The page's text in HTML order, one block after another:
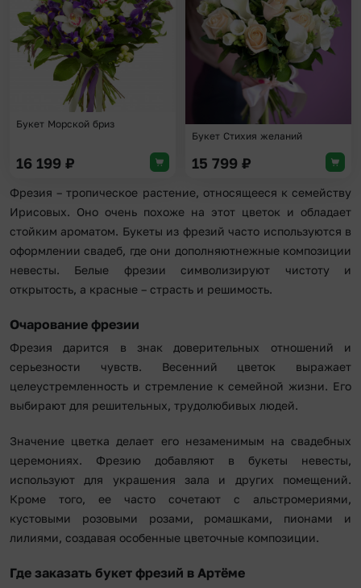
Букет Морской бриз
16 199 ₽
Букет Стихия желаний
15 799 ₽
Фрезия – тропическое растение, относящееся к семейству
Ирисовых. Оно очень похоже на этот цветок и обладает
стойким ароматом. Букеты из фрезий часто используются в
оформлении свадеб, где они дополняютнежные композиции
невесты. Белые фрезии символизируют чистоту и
открытость, а красные – страсть и решимость.
Очарование фрезии
Фрезия дарится в знак доверительных отношений и
серьезности чувств. Весенний цветок выражает
целеустремленность и стремление к семейной жизни. Его
выбирают для решительных, трудолюбивых людей.
Значение цветка делает его незаменимым на свадебных
церемониях. Фрезию добавляют в букеты невесты,
используют для украшения зала и других помещений.
Кроме того, ее часто сочетают с альстромериями,
кустовыми розовыми розами, ромашками, пионами и
лилиями, создавая особенные цветочные композиции.
Где заказать букет фрезий в Артёме